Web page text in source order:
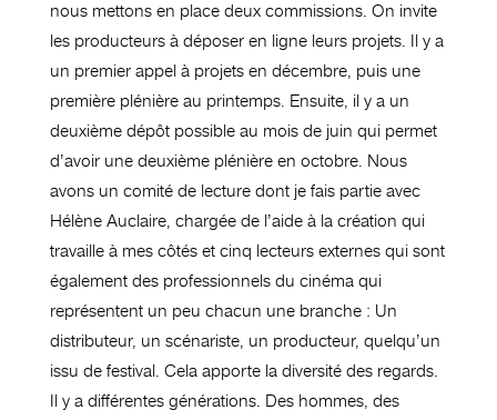
nous mettons en place deux commissions. On invite
les producteurs à déposer en ligne leurs projets. Il y a
un premier appel à projets en décembre, puis une
première plénière au printemps. Ensuite, il y a un
deuxième dépôt possible au mois de juin qui permet
d’avoir une deuxième plénière en octobre. Nous
avons un comité de lecture dont je fais partie avec
Hélène Auclaire, chargée de l’aide à la création qui
travaille à mes côtés et cinq lecteurs externes qui sont
également des professionnels du cinéma qui
représentent un peu chacun une branche : Un
distributeur, un scénariste, un producteur, quelqu’un
issu de festival. Cela apporte la diversité des regards.
Il y a différentes générations. Des hommes, des